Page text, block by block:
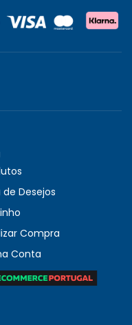
de Desejos
Compra
Conta